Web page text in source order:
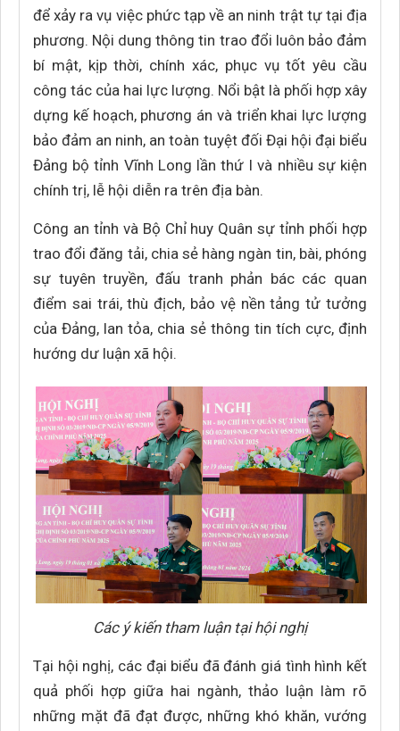
để xảy ra vụ việc phức tạp về an ninh trật tự tại địa
phương. Nội dung thông tin trao đổi luôn bảo đảm
bí mật, kịp thời, chính xác, phục vụ tốt yêu cầu
công tác của hai lực lượng. Nổi bật là phối hợp xây
dựng kế hoạch, phương án và triển khai lực lượng
bảo đảm an ninh, an toàn tuyệt đối Đại hội đại biểu
Đảng bộ tỉnh Vĩnh Long lần thứ I và nhiều sự kiện
chính trị, lễ hội diễn ra trên địa bàn.
Công an tỉnh và Bộ Chỉ huy Quân sự tỉnh phối hợp
trao đổi đăng tải, chia sẻ hàng ngàn tin, bài, phóng
sự tuyên truyền, đấu tranh phản bác các quan
điểm sai trái, thù địch, bảo vệ nền tảng tử tưởng
của Đảng, lan tỏa, chia sẻ thông tin tích cực, định
hướng dư luận xã hội.
Các ý kiến tham luận tại hội nghị
Tại hội nghị, các đại biểu đã đánh giá tình hình kết
quả phối hợp giữa hai ngành, thảo luận làm rõ
những mặt đã đạt được, những khó khăn, vướng